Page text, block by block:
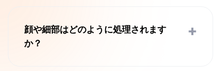
いては個別にご相談可能です。
顔や細部はどのように処理されます
か？
+